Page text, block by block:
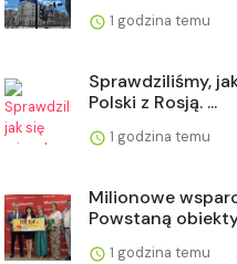
1 godzina temu
Sprawdziliśmy,
Polski z Rosją. ...
1 godzina temu
Milionowe
Powstaną
1 godzina temu